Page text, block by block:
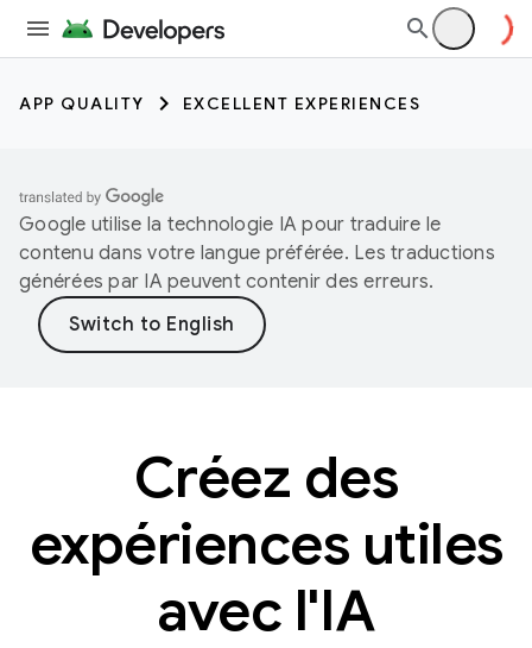
APP QUALITY EXCELLENT EXPERIENCES
Google utilise la technologie IA pour traduire le
contenu dans votre langue préférée. Les traductions
générées par IA peuvent contenir des erreurs.
Créez des
expériences utiles
avec l'IA